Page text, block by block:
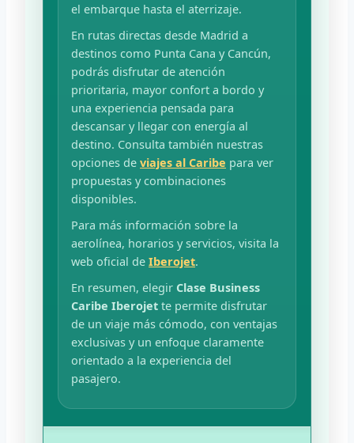
el embarque hasta el aterrizaje.
En rutas directas desde Madrid a
destinos como Punta Cana y Cancún,
podrás disfrutar de atención
prioritaria, mayor confort a bordo y
una experiencia pensada para
descansar y llegar con energía al
destino. Consulta también nuestras
opciones de viajes al Caribe para ver
propuestas y combinaciones
disponibles.
Para más información sobre la
aerolínea, horarios y servicios, visita la
web oficial de Iberojet.
En resumen, elegir Clase Business
Caribe Iberojet te permite disfrutar
de un viaje más cómodo, con ventajas
exclusivas y un enfoque claramente
orientado a la experiencia del
pasajero.